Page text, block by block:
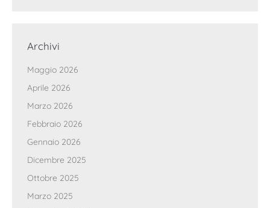
Archivi
Maggio 2026
Aprile 2026
Marzo 2026
Febbraio 2026
Gennaio 2026
Dicembre 2025
Ottobre 2025
Marzo 2025